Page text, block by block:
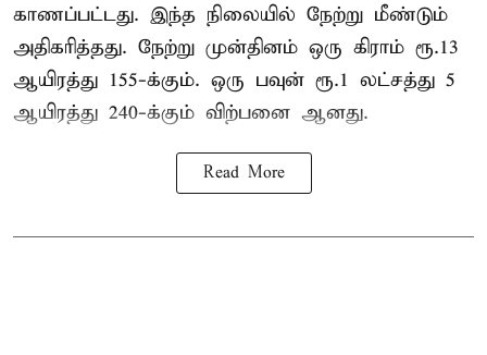
காணப்பட்டது. இந்த நிலையில் நேற்று மீண்டும்
அதிகரித்தது. நேற்று முன்தினம் ஒரு கிராம் ரூ.13
ஆயிரத்து 155-க்கும். ஒரு பவுன் ரூ.1 லட்சத்து 5
ஆயிரத்து 240-க்கும் விற்பனை ஆனது.
Read More